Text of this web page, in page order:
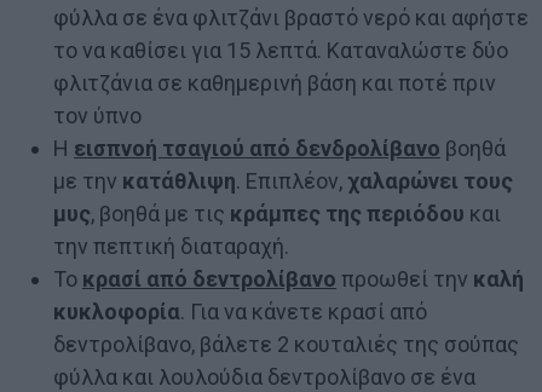
φύλλα σε ένα φλιτζάνι βραστό νερό και αφήστε
το να καθίσει για 15 λεπτά. Καταναλώστε δύο
φλιτζάνια σε καθημερινή βάση και ποτέ πριν
τον ύπνο
Η εισπνοή τσαγιού από δενδρολίβανο βοηθά
με την κατάθλιψη. Επιπλέον, χαλαρώνει τους
μυς, βοηθά με τις κράμπες της περιόδου και
την πεπτική διαταραχή.
Το κρασί από δεντρολίβανο προωθεί την καλή
κυκλοφορία. Για να κάνετε κρασί από
δεντρολίβανο, βάλετε 2 κουταλιές της σούπας
φύλλα και λουλούδια δεντρολίβανο σε ένα